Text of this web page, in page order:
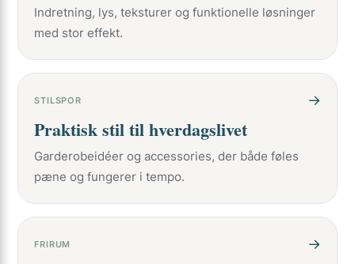
Indretning, lys, teksturer og funktionelle løsninger
med stor effekt.
STILSPOR →
Praktisk stil til hverdagslivet
Garderobeidéer og accessories, der både føles
pæne og fungerer i tempo.
FRIRUM →